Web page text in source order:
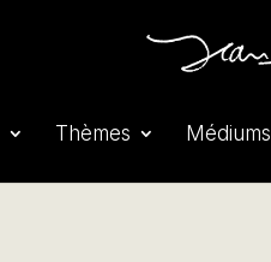
Thèmes Médiums